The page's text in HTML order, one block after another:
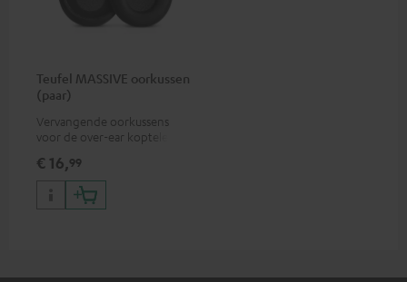
Teufel MASSIVE oorkussen
(paar)
Vervangende oorkussens
voor de over-ear koptelefoon
€ 16,99